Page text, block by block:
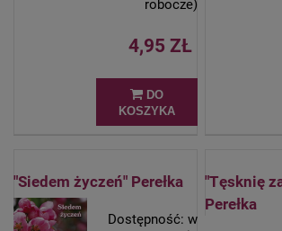
robocze)
4,95 ZŁ
DO
KOSZYKA
"Siedem życzeń" Perełka
Dostępność: w
"Tęsknię
Perełka